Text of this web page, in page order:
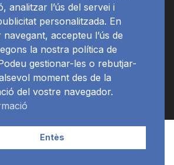
APP Programació
analitzar l’ús del servei i
personalitzada. En
accepteu l’ús de
la nostra política de
gestionar-les o rebutjar-
moment des de la
del vostre navegador.
Entès